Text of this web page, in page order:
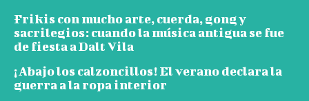
Frikis con mucho arte, cuerda, gong y
sacrilegios: cuando la música antigua se fue
de fiesta a Dalt Vila
¡Abajo los calzoncillos! El verano declara la
guerra a la ropa interior